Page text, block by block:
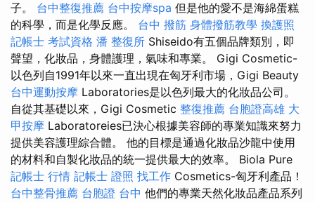
子。 台中整復推薦 台中按摩spa 但是他的愛不是海綿蛋糕
的科學，而是化學反應。 台中 撥筋 身體撥筋教學 換護照
記帳士 考試資格 潘 整復所 Shiseido有五個品牌類別，即
聲望，化妝品，身體護理，氣味和專業。 Gigi Cosmetic-
以色列自1991年以來一直出現在匈牙利市場，Gigi Beauty
台中運動按摩 Laboratories是以色列最大的化妝品公司。
自從其基礎以來，Gigi Cosmetic 整復推薦 台胞證高雄 大
甲按摩 Laboratoreies已決心根據美容師的專業知識來努力
提供美容護理綜合體。 他的目標是通過化妝品沙龍中使用
的材料和自製化妝品的統一提供最大的效率。 Biola Pure
記帳士 行情 記帳士 證照 找工作 Cosmetics-匈牙利產品！
台中整骨推薦 台胞證 台中 他們的專業天然化妝品產品系列